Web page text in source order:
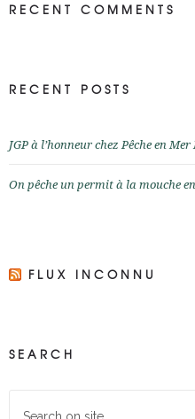
RECENT COMMENTS
RECENT POSTS
JGP à l’honneur chez Pêche en
On pêche un permit à la mouche
FLUX INCONNU
SEARCH